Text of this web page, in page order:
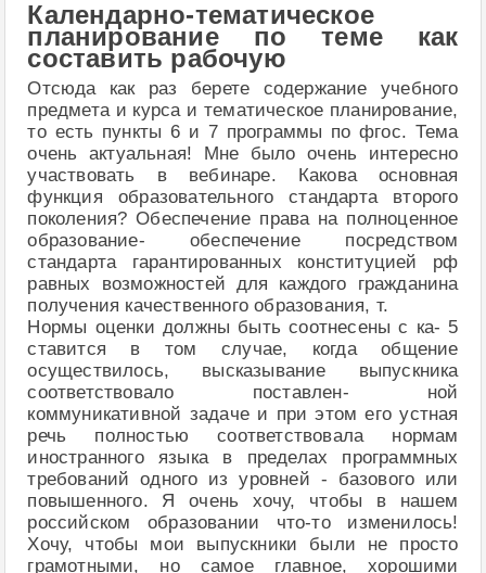
Календарно-тематическое
планирование по теме как
составить рабочую
Отсюда как раз берете содержание учебного
предмета и курса и тематическое планирование,
то есть пункты 6 и 7 программы по фгос. Тема
очень актуальная! Мне было очень интересно
участвовать в вебинаре. Какова основная
функция образовательного стандарта второго
поколения? Обеспечение права на полноценное
образование- обеспечение посредством
стандарта гарантированных конституцией рф
равных возможностей для каждого гражданина
получения качественного образования, т.
Нормы оценки должны быть соотнесены с ка- 5
ставится в том случае, когда общение
осуществилось, высказывание выпускника
соответствовало поставлен- ной
коммуникативной задаче и при этом его устная
речь полностью соответствовала нормам
иностранного языка в пределах программных
требований одного из уровней - базового или
повышенного. Я очень хочу, чтобы в нашем
российском образовании что-то изменилось!
Хочу, чтобы мои выпускники были не просто
грамотными, но самое главное, хорошими